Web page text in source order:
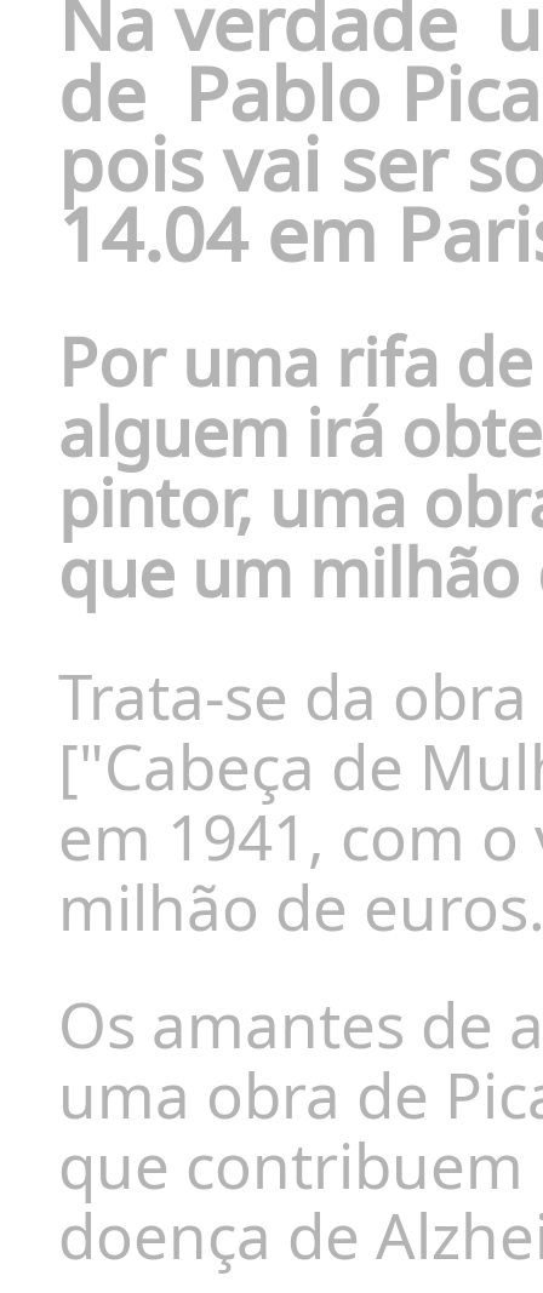
de Pablo
pois vai ser
14.04 em
Por uma rifa
alguem irá
pintor, uma
que um
Trata-se da
["Cabeça de
em 1941, com
milhão de
Os amantes de
uma obra de
que
doença de